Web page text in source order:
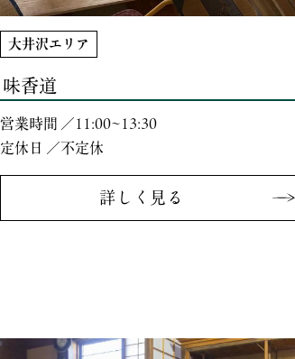
大井沢エリア
味香道
営業時間 ／11:00~13:30
定休日 ／不定休
詳しく見る